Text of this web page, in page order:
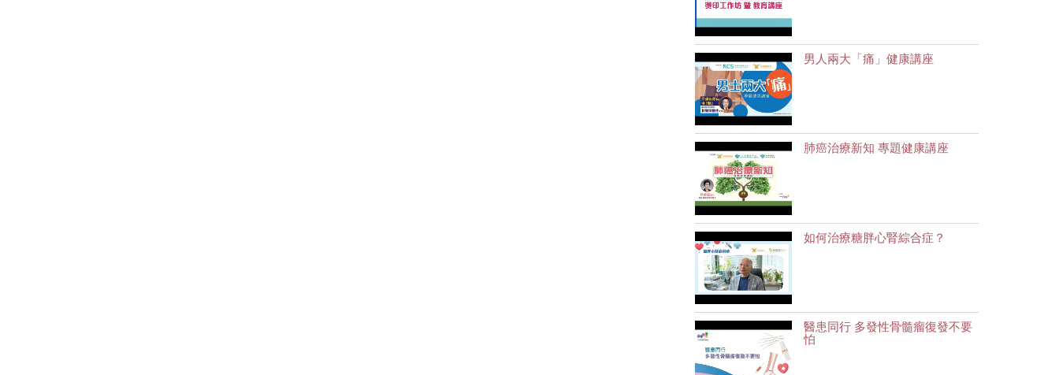
男人兩大「痛」健康講座
肺癌治療新知 專題健康講座
如何治療糖胖心腎綜合症？
醫患同行 多發性骨髓瘤復發不要
怕